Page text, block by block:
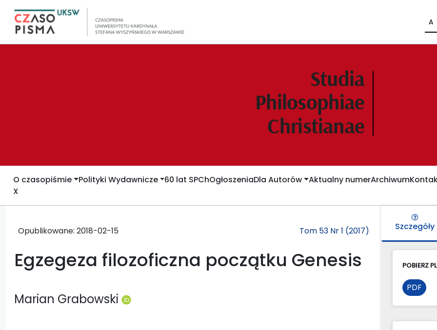
A
O czasopiśmie Polityki Wydawnicze 60 lat SPChOgłoszeniaDla Autorów Aktualny numerArchiwum
X
Opublikowane: 2018-02-15 Tom 53 Nr 1 (2017)
Egzegeza filozoficzna początku Genesis
Marian Grabowski
Szczegóły
POBIERZ
PDF